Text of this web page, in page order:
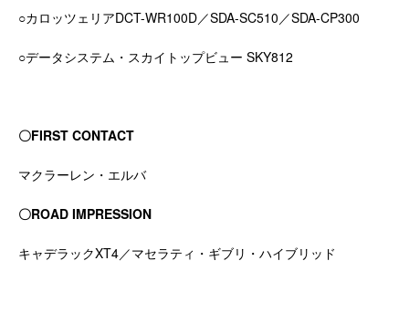
○カロッツェリアDCT-WR100D／SDA-SC510／SDA-CP300
○データシステム・スカイトップビュー SKY812
〇FIRST CONTACT
マクラーレン・エルバ
〇ROAD IMPRESSION
キャデラックXT4／マセラティ・ギブリ・ハイブリッド